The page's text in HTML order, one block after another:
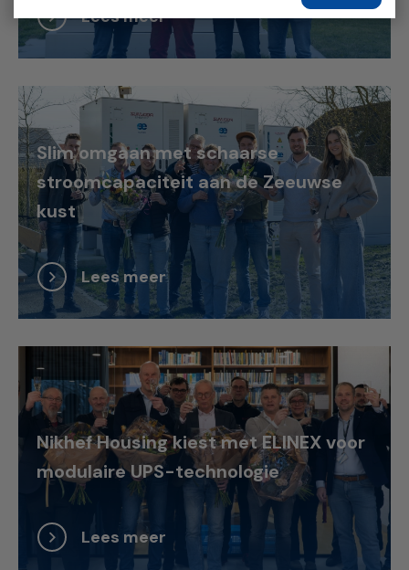
Lees meer
Slim omgaan met schaarse
stroomcapaciteit aan de Zeeuwse
kust
Lees meer
Nikhef Housing kiest met ELINEX voor
modulaire UPS-technologie
Lees meer